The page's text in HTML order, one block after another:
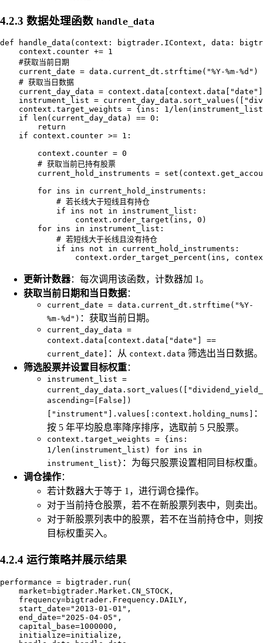
4.2.3 数据处理函数 handle_data
def handle_data(context: bigtrader.IContext, data:
    context.counter += 1
    #获取当前日期
    current_date = data.current_dt.strftime("%Y-%m-%d")
    # 获取当日数据
current_day_data =
instrument_list =
context.target_weights = {ins: 1/
    if len(current_day_data) == 0:
        return
    if context.counter >= 1:
        context.counter = 0
        # 获取当前已持有股票
current_hold_instruments =
        for ins in current_hold_instruments:
            # 若长线大于短线且有持仓
            if ins not in instrument_list:
                context.order_target(ins, 0)
        for ins in instrument_list:
            # 若短线大于长线且没有持仓
            if ins not in current_hold_instruments:
更新计数器：每次调用该函数，计数器加 1。
获取当前日期和当日数据：
current_date = data.current_dt.strftime("%Y-
%m-%d") ：获取当前日期。
current_day_data =
context.data[context.data["date"] ==
current_date]
：从 context.data 筛选出当日数据。
筛选股票并设置目标权重：
instrument_list =
ascending=[False])
["instrument"].values[:context.holding_nums]
：
按 5 年平均股息率降序排序，选取前 5 只股票。
context.target_weights = {ins:
1/len(instrument_list) for ins in
instrument_list} ：为每只股票设置相同目标权重。
调仓操作：
若计数器大于等于 1，进行调仓操作。
对于当前持仓股票，若不在新股票列表中，则卖出。
对于新股票列表中的股票，若不在当前持仓中，则按
目标权重买入。
4.2.4 运行策略并展示结果
performance = bigtrader.run(
    market=bigtrader.Market.CN_STOCK,
    frequency=bigtrader.Frequency.DAILY,
    start_date="2013-01-01",
    end_date="2025-04-05",
    capital_base=1000000,
    initialize=initialize,